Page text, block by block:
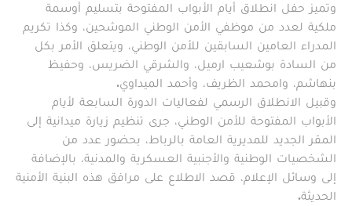
وتميز حفل انطلاق أيام الأبواب المفتوحة بتسليم أوسمة
ملكية لعدد من موظفي الأمن الوطني الموشحين، وكذا تكريم
المدراء العامين السابقين للأمن الوطني، ويتعلق الأمر بكل
من السادة بوشعيب ارميل، والشرقي الضريس، وحفيظ
بنهاشم، وامحمد الظريف، وأحمد الميداوي.
وقبيل الانطلاق الرسمي لفعاليات الدورة السابعة لأيام
الأبواب المفتوحة للأمن الوطني، جرى تنظيم زيارة ميدانية إلى
المقر الجديد للمديرية العامة بالرباط، بحضور عدد من
الشخصيات الوطنية والأجنبية العسكرية والمدنية، بالإضافة
إلى وسائل الإعلام، قصد الاطلاع على مرافق هذه البنية الأمنية
الحديثة.